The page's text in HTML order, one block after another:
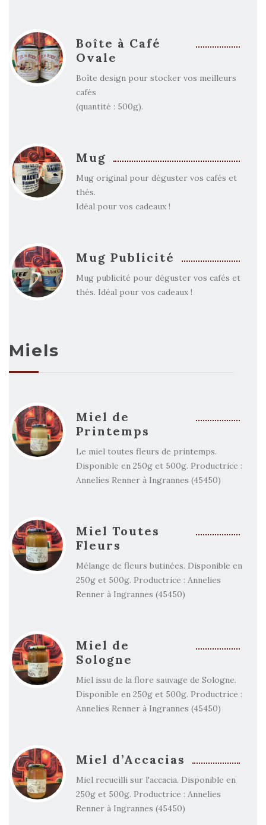
Boîte à Café
Ovale
Boîte design pour stocker vos meilleurs
cafés
(quantité : 500g).
Mug
Mug original pour déguster vos cafés et
thés.
Idéal pour vos cadeaux !
Mug Publicité
Mug publicité pour déguster vos cafés et
thés. Idéal pour vos cadeaux !
Miels
Miel de
Printemps
Le miel toutes fleurs de printemps.
Disponible en 250g et 500g. Productrice :
Annelies Renner à Ingrannes (45450)
Miel Toutes
Fleurs
Mélange de fleurs butinées. Disponible en
250g et 500g. Productrice : Annelies
Renner à Ingrannes (45450)
Miel de
Sologne
Miel issu de la flore sauvage de Sologne.
Disponible en 250g et 500g. Productrice :
Annelies Renner à Ingrannes (45450)
Miel d’Accacias
Miel recueilli sur l'accacia. Disponible en
250g et 500g. Productrice : Annelies
Renner à Ingrannes (45450)